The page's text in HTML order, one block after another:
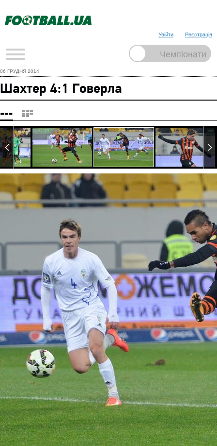
Увійти Реєстрація
06 ГРУДНЯ 2014
Шахтер 4:1 Говерла